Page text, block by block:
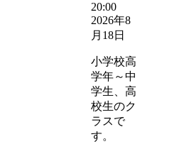
20:00
2026年8
月18日
小学校高
学年～中
学生、高
校生のク
ラスで
す。